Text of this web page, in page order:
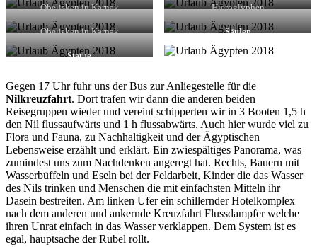
Obelisken in Karnak Hieroglyphen
Obelisken in Karnak Säulen
Statue
Gegen 17 Uhr fuhr uns der Bus zur Anliegestelle für die
Nilkreuzfahrt. Dort trafen wir dann die anderen beiden
Reisegruppen wieder und vereint schipperten wir in 3 Booten 1,5 h
den Nil flussaufwärts und 1 h flussabwärts. Auch hier wurde viel zu
Flora und Fauna, zu Nachhaltigkeit und der Ägyptischen
Lebensweise erzählt und erklärt. Ein zwiespältiges Panorama, was
zumindest uns zum Nachdenken angeregt hat. Rechts, Bauern mit
Wasserbüffeln und Eseln bei der Feldarbeit, Kinder die das Wasser
des Nils trinken und Menschen die mit einfachsten Mitteln ihr
Dasein bestreiten. Am linken Ufer ein schillernder Hotelkomplex
nach dem anderen und ankernde Kreuzfahrt Flussdampfer welche
ihren Unrat einfach in das Wasser verklappen. Dem System ist es
egal, hauptsache der Rubel rollt.